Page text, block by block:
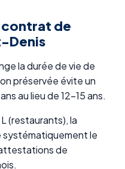
de
Denis
la durée de vie de
préservée évite un
au lieu de 12-15 ans.
(restaurants), la
systématiquement le
de